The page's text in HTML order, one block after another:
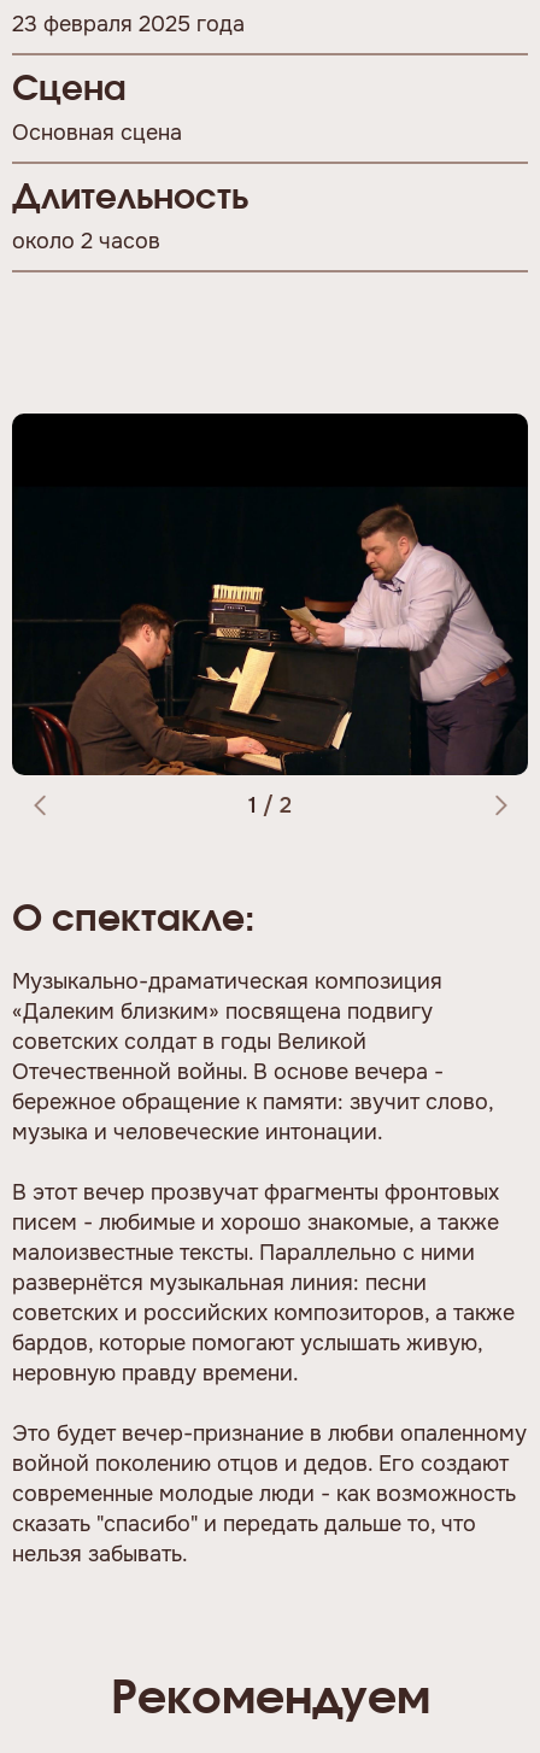
23 февраля 2025 года
Сцена
Основная сцена
Длительность
около 2 часов
1 / 2
О спектакле:
Музыкально-драматическая композиция
«Далеким близким» посвящена подвигу
советских солдат в годы Великой
Отечественной войны. В основе вечера -
бережное обращение к памяти: звучит слово,
музыка и человеческие интонации.
В этот вечер прозвучат фрагменты фронтовых
писем - любимые и хорошо знакомые, а также
малоизвестные тексты. Параллельно с ними
развернётся музыкальная линия: песни
советских и российских композиторов, а также
бардов, которые помогают услышать живую,
неровную правду времени.
Это будет вечер-признание в любви опаленному
войной поколению отцов и дедов. Его создают
современные молодые люди - как возможность
сказать "спасибо" и передать дальше то, что
нельзя забывать.
Рекомендуем